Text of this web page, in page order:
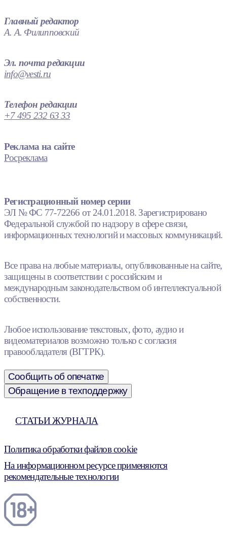
Главный редактор
А. А. Филипповский
Эл. почта редакции
info@vesti.ru
Телефон редакции
+7 495 232 63 33
Реклама на сайте
Росреклама
Регистрационный номер серии
ЭЛ № ФС 77-72266 от 24.01.2018. Зарегистрировано
Федеральной службой по надзору в сфере связи,
информационных технологий и массовых коммуникаций.
Все права на любые материалы, опубликованные на сайте,
защищены в соответствии с российским и
международным законодательством об интеллектуальной
собственности.
Любое использование текстовых, фото, аудио и
видеоматериалов возможно только с согласия
правообладателя (ВГТРК).
Сообщить об опечатке
Обращение в техподдержку
СТАТЬИ ЖУРНАЛА
Политика обработки файлов cookie
На информационном ресурсе применяются
рекомендательные технологии